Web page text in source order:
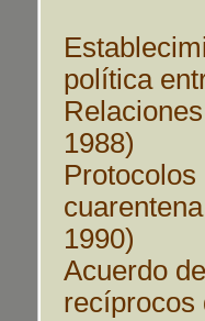
política
1988)
1990)
Acuerdo
recíprocos